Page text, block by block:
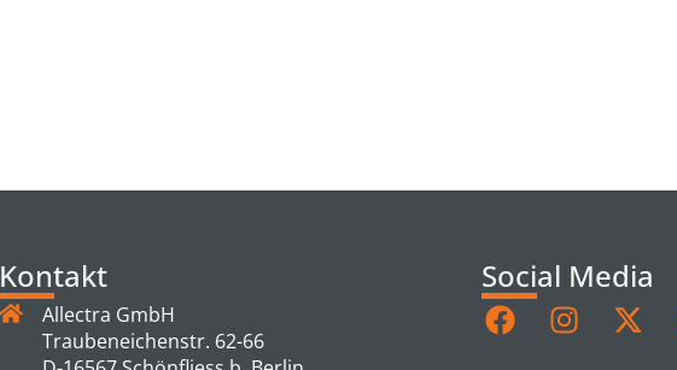
Kontakt
Allectra GmbH
Traubeneichenstr. 62-66
Social Media